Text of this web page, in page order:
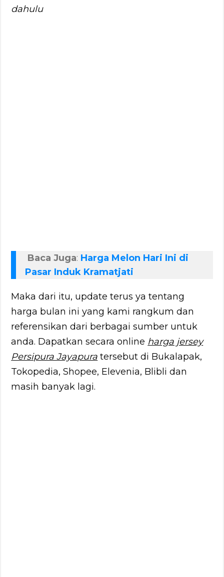
dahulu
Baca Juga: Harga Melon Hari Ini di
Pasar Induk Kramatjati
Maka dari itu, update terus ya tentang
harga bulan ini yang kami rangkum dan
referensikan dari berbagai sumber untuk
anda. Dapatkan secara online harga jersey
Persipura Jayapura tersebut di Bukalapak,
Tokopedia, Shopee, Elevenia, Blibli dan
masih banyak lagi.